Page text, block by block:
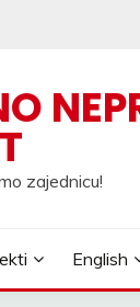
zajednicu!
English